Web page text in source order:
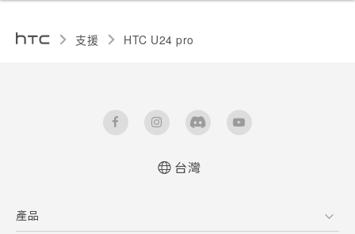
支援 HTC U24 pro‎
台灣
產品